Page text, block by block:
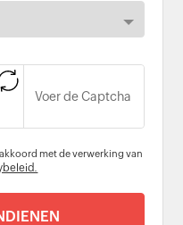
met de verwerking van